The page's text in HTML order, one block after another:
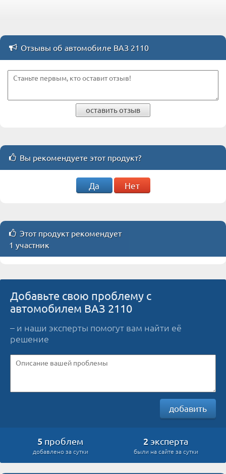
Отзывы об автомобиле ВАЗ 2110
оставить отзыв
Вы рекомендуете этот продукт?
Да Нет
Этот продукт рекомендует
1 участник
Добавьте свою проблему с
автомобилем ВАЗ 2110
– и наши эксперты помогут вам найти её
решение
добавить
5 проблем
добавлено за сутки
2 эксперта
были на сайте за сутки